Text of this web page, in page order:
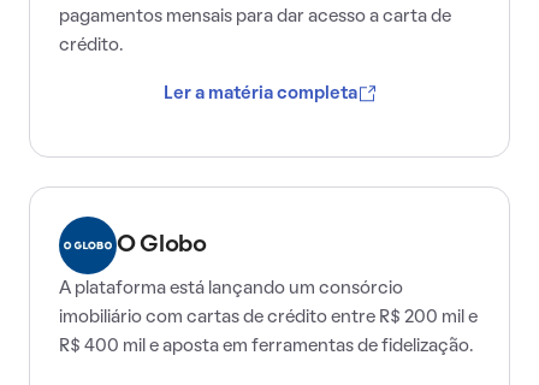
pagamentos mensais para dar acesso a carta de
crédito.
Ler a matéria completa
O Globo
A plataforma está lançando um consórcio
imobiliário com cartas de crédito entre R$ 200 mil e
R$ 400 mil e aposta em ferramentas de fidelização.